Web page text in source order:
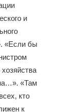
и
«Если бы
хозяйства
«Там
кто
к